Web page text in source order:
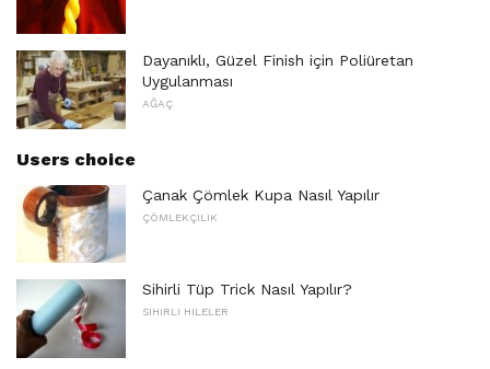
Dayanıklı, Güzel Finish için Poliüretan
Uygulanması
AĞAÇ
Users choice
Çanak Çömlek Kupa Nasıl Yapılır
ÇÖMLEKÇILIK
Sihirli Tüp Trick Nasıl Yapılır?
SIHIRLI HILELER